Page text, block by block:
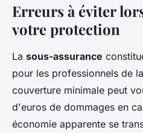
Erreurs à éviter
votre protection
La sous-assurance
pour les professionnels de
couverture minimale peut
d'euros de dommages en
économie apparente se